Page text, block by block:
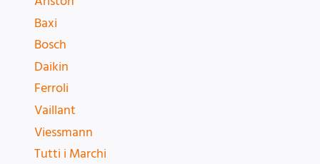
Baxi
Bosch
Daikin
Ferroli
Vaillant
Viessmann
Tutti i Marchi